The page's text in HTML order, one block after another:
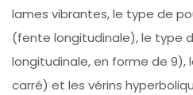
lames vibrantes, le type de
(fente longitudinale), le type
longitudinale, en forme de
carré) et les vérins